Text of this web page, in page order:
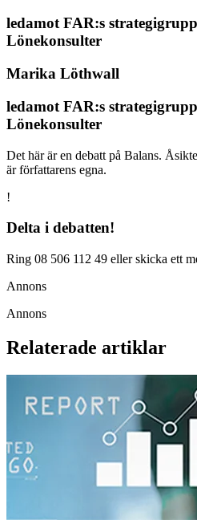
ledamot FAR:s
Lönekonsulter
Marika Löthwall
ledamot FAR:s
Lönekonsulter
Det här är en debatt på Balans.
är författarens egna.
!
Delta i debatten!
Ring 08 506 112 49 eller skicka ett
Annons
Annons
Relaterade artiklar